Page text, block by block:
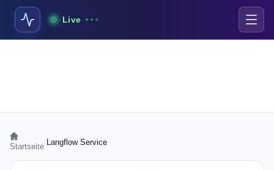
Live
Startseite Langflow Service